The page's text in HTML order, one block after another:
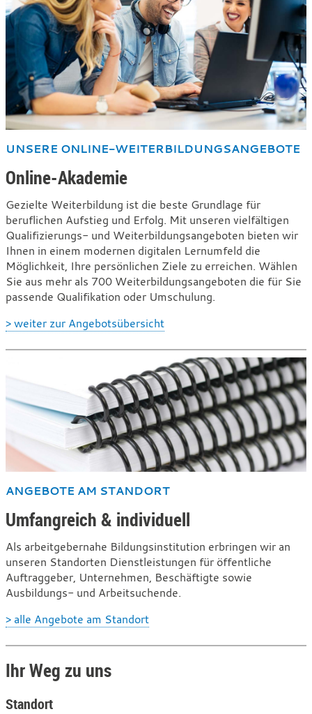
UNSERE ONLINE-WEITERBILDUNGSANGEBOTE
Online-Akademie
Gezielte Weiterbildung ist die beste Grundlage für
beruflichen Aufstieg und Erfolg. Mit unseren vielfältigen
Qualifizierungs- und Weiterbildungsangeboten bieten wir
Ihnen in einem modernen digitalen Lernumfeld die
Möglichkeit, Ihre persönlichen Ziele zu erreichen. Wählen
Sie aus mehr als 700 Weiterbildungsangeboten die für Sie
passende Qualifikation oder Umschulung.
> weiter zur Angebotsübersicht
ANGEBOTE AM STANDORT
Umfangreich & individuell
Als arbeitgebernahe Bildungsinstitution erbringen wir an
unseren Standorten Dienstleistungen für öffentliche
Auftraggeber, Unternehmen, Beschäftigte sowie
Ausbildungs- und Arbeitsuchende.
> alle Angebote am Standort
Ihr Weg zu uns
Standort